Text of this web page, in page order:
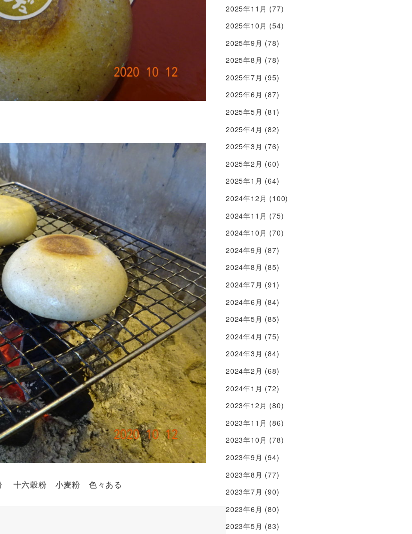
十六穀粉 小麦粉 色々ある
2025年11月 (77)
2025年10月 (54)
2025年9月 (78)
2025年8月 (78)
2025年7月 (95)
2025年6月 (87)
2025年5月 (81)
2025年4月 (82)
2025年3月 (76)
2025年2月 (60)
2025年1月 (64)
2024年12月 (100)
2024年11月 (75)
2024年10月 (70)
2024年9月 (87)
2024年8月 (85)
2024年7月 (91)
2024年6月 (84)
2024年5月 (85)
2024年4月 (75)
2024年3月 (84)
2024年2月 (68)
2024年1月 (72)
2023年12月 (80)
2023年11月 (86)
2023年10月 (78)
2023年9月 (94)
2023年8月 (77)
2023年7月 (90)
2023年6月 (80)
2023年5月 (83)